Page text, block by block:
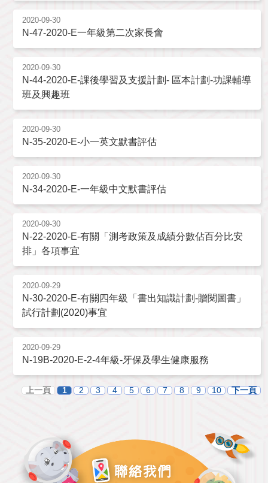
2020-09-30
N-47-2020-E一年級第二次家長會
2020-09-30
N-44-2020-E-課後學習及支援計劃- 區本計劃-功課輔導
班及興趣班
2020-09-30
N-35-2020-E-小一英文默書評估
2020-09-30
N-34-2020-E-一年級中文默書評估
2020-09-30
N-22-2020-E-有關「測考政策及成績分數佔百分比安
排」各項事宜
2020-09-29
N-30-2020-E-有關四年級「書出知識計劃-贈閱圖書」
試行計劃(2020)事宜
2020-09-29
N-19B-2020-E-2-4年級-牙保及學生健康服務
上一頁 1 2 3 4 5 6 7 8 9 10 下一頁